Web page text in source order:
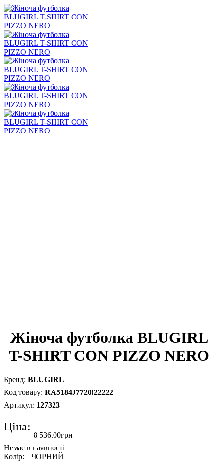
Жіноча футболка BLUGIRL
T-SHIRT CON PIZZO NERO
BLUGIRL
RA5184J7720!22222
127323
Ціна:
8 536.00грн
Колір:
ЧОРНИЙ